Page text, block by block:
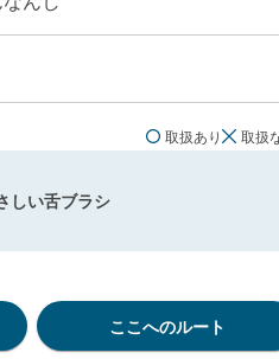
取扱あり 取扱
しい舌ブラシ
ここへのルート